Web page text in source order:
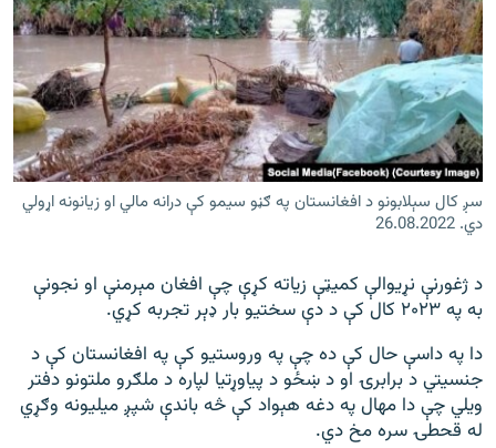
سږ کال سېلابونو د افغانستان په ګڼو سیمو کې درانه مالي او زیانونه اړولي
دي. 26.08.2022
د ژغورنې نړیوالې کمیټې زیاته کړې چې افغان مېرمنې او نجونې
به په ۲۰۲۳ کال کې د دې سختیو بار ډېر تجربه کړي.
دا په داسې حال کې ده چې په وروستیو کې په افغانستان کې د
جنسیتي د برابرۍ او د ښځو د پیاوړتیا لپاره د ملګرو ملتونو دفتر
ویلي چې دا مهال په دغه هېواد کې څه باندې شپږ میلیونه وګړي
له قحطۍ سره مخ دي.